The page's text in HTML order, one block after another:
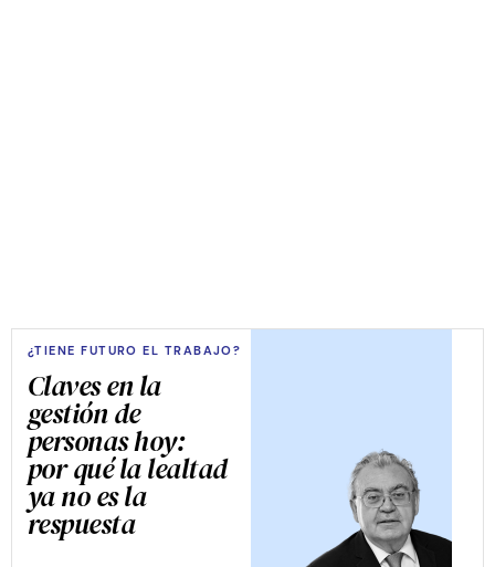
¿TIENE FUTURO EL TRABAJO?
Claves en la
gestión de
personas hoy:
por qué la lealtad
ya no es la
respuesta